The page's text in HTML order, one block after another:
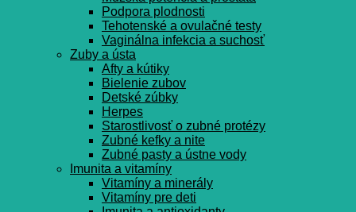
Podpora plodnosti
Tehotenské a ovulačné testy
Vaginálna infekcia a suchosť
Zuby a ústa
Afty a kútiky
Bielenie zubov
Detské zúbky
Herpes
Starostlivosť o zubné protézy
Zubné kefky a nite
Zubné pasty a ústne vody
Imunita a vitamíny
Vitamíny a minerály
Vitamíny pre deti